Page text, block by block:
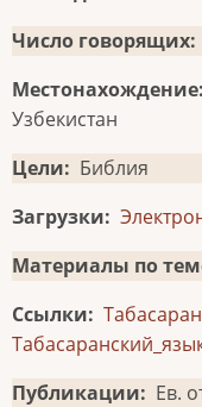
Число говорящих
Местонахождение
Узбекистан
Цели
Библия
Загрузки
Материалы по
Ссылки
Публикации
Ев.